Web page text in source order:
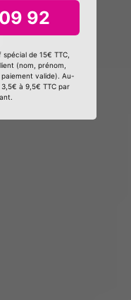
92
de 15€ TTC,
(nom, prénom,
valide). Au-
à 9,5€ TTC par